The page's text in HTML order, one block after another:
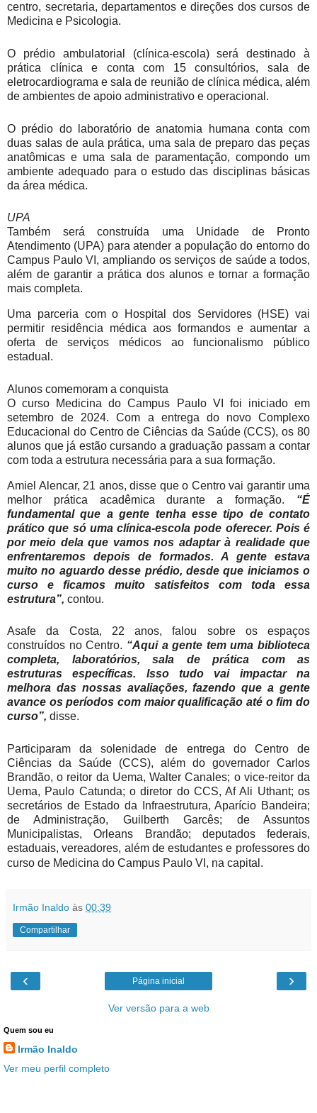
centro, secretaria, departamentos e direções dos cursos de
Medicina e Psicologia.
O prédio ambulatorial (clínica-escola) será destinado à
prática clínica e conta com 15 consultórios, sala de
eletrocardiograma e sala de reunião de clínica médica, além
de ambientes de apoio administrativo e operacional.
O prédio do laboratório de anatomia humana conta com
duas salas de aula prática, uma sala de preparo das peças
anatômicas e uma sala de paramentação, compondo um
ambiente adequado para o estudo das disciplinas básicas
da área médica.
UPA
Também será construída uma Unidade de Pronto
Atendimento (UPA) para atender a população do entorno do
Campus Paulo VI, ampliando os serviços de saúde a todos,
além de garantir a prática dos alunos e tornar a formação
mais completa.
Uma parceria com o Hospital dos Servidores (HSE) vai
permitir residência médica aos formandos e aumentar a
oferta de serviços médicos ao funcionalismo público
estadual.
Alunos comemoram a conquista
O curso Medicina do Campus Paulo VI foi iniciado em
setembro de 2024. Com a entrega do novo Complexo
Educacional do Centro de Ciências da Saúde (CCS), os 80
alunos que já estão cursando a graduação passam a contar
com toda a estrutura necessária para a sua formação.
Amiel Alencar, 21 anos, disse que o Centro vai garantir uma
melhor prática acadêmica durante a formação. “É
fundamental que a gente tenha esse tipo de contato
prático que só uma clínica-escola pode oferecer. Pois é
por meio dela que vamos nos adaptar à realidade que
enfrentaremos depois de formados. A gente estava
muito no aguardo desse prédio, desde que iniciamos o
curso e ficamos muito satisfeitos com toda essa
estrutura”, contou.
Asafe da Costa, 22 anos, falou sobre os espaços
construídos no Centro. “Aqui a gente tem uma biblioteca
completa, laboratórios, sala de prática com as
estruturas específicas. Isso tudo vai impactar na
melhora das nossas avaliações, fazendo que a gente
avance os períodos com maior qualificação até o fim do
curso”, disse.
Participaram da solenidade de entrega do Centro de
Ciências da Saúde (CCS), além do governador Carlos
Brandão, o reitor da Uema, Walter Canales; o vice-reitor da
Uema, Paulo Catunda; o diretor do CCS, Af Ali Uthant; os
secretários de Estado da Infraestrutura, Aparício Bandeira;
de Administração, Guilberth Garcês; de Assuntos
Municipalistas, Orleans Brandão; deputados federais,
estaduais, vereadores, além de estudantes e professores do
curso de Medicina do Campus Paulo VI, na capital.
Irmão Inaldo às 00:39
Compartilhar
‹ ›
Página inicial
Ver versão para a web
Quem sou eu
Irmão Inaldo
Ver meu perfil completo